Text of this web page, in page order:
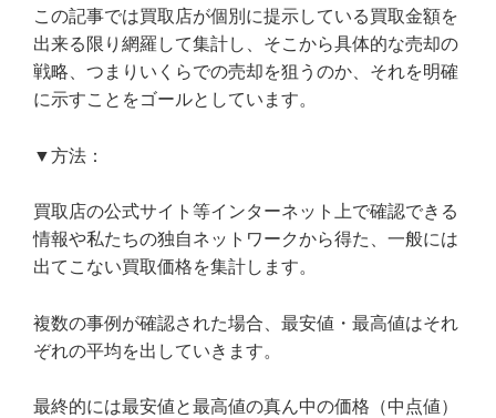
この記事では買取店が個別に提示している買取金額を
出来る限り網羅して集計し、そこから具体的な売却の
戦略、つまりいくらでの売却を狙うのか、それを明確
に示すことをゴールとしています。
▼方法：
買取店の公式サイト等インターネット上で確認できる
情報や私たちの独自ネットワークから得た、一般には
出てこない買取価格を集計します。
複数の事例が確認された場合、最安値・最高値はそれ
ぞれの平均を出していきます。
最終的には最安値と最高値の真ん中の価格（中点値）